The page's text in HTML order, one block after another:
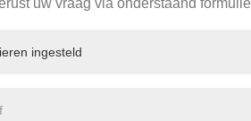
uw vraag via onderstaand